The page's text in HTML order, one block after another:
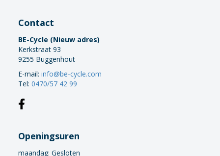
Contact
BE-Cycle (Nieuw adres)
Kerkstraat 93
9255 Buggenhout
E-mail:info@be-cycle.com
Tel:0470/57 42 99
Openingsuren
maandag:Gesloten